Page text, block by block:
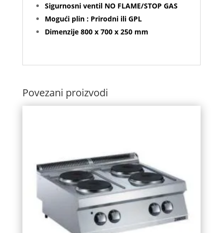
Sigurnosni ventil NO FLAME/STOP GAS
Mogući plin : Prirodni ili GPL
Dimenzije 800 x 700 x 250 mm
Povezani proizvodi